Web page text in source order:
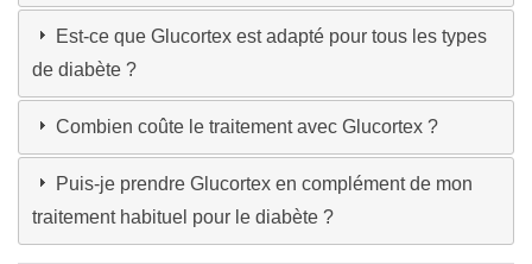
Est-ce que Glucortex est adapté pour tous les types
de diabète ?
Combien coûte le traitement avec Glucortex ?
Puis-je prendre Glucortex en complément de mon
traitement habituel pour le diabète ?